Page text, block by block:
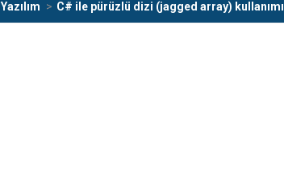
Yazılım C# ile pürüzlü dizi (jagged array) kullanımı